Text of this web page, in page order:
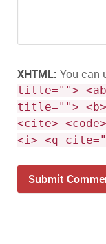
XHTML: You can
title="">
title="">
<cite>
<i> <q